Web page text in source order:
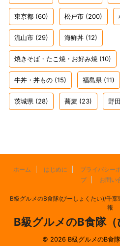
東京都 (60) 松戸市 (200)
流山市 (29) 海鮮丼 (12)
焼きそば・たこ焼・お好み焼 (10)
牛丼・丼もの (15) 福島県 (11)
茨城県 (28) 蕎麦 (23) 野
ホーム はじめに プライバシー
プ
お問い
B級グルメのB食隊(びーしょくたい)/千
報
B級グルメのB食隊（
© 2026 B級グルメのB食隊